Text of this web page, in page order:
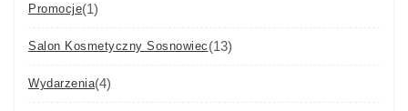
Promocje(1)
Salon Kosmetyczny Sosnowiec (13)
Wydarzenia(4)